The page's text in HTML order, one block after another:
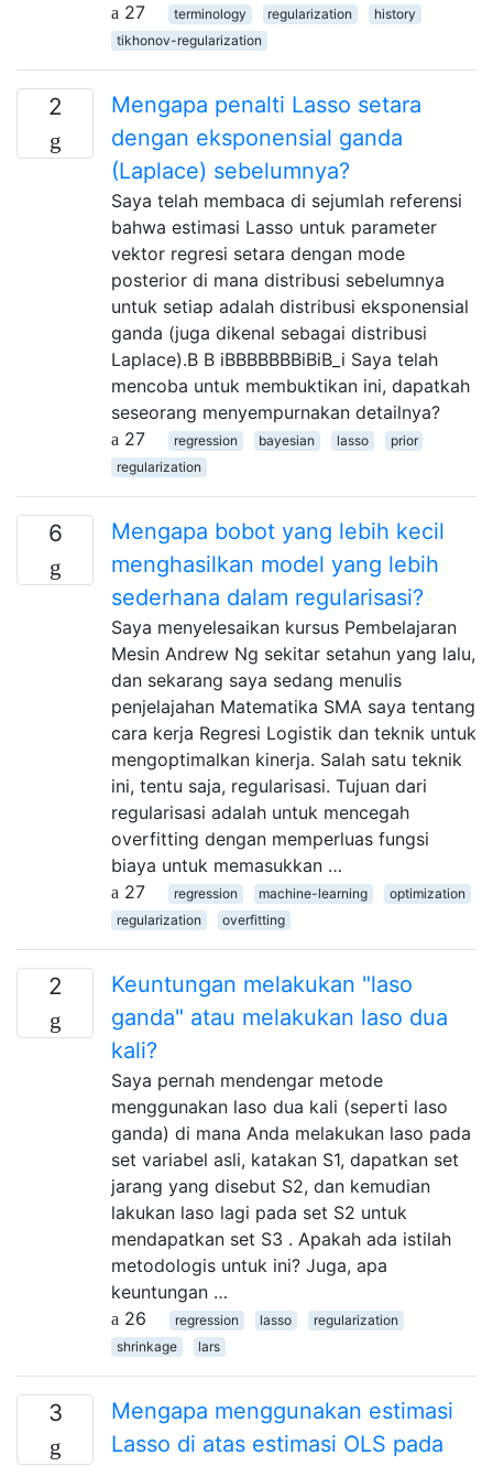
27
terminology regularization
history
tikhonov-regularization
2
Mengapa penalti Lasso setara
dengan eksponensial ganda
(Laplace) sebelumnya?
Saya telah membaca di sejumlah referensi
bahwa estimasi Lasso untuk parameter
vektor regresi setara dengan mode
posterior di mana distribusi sebelumnya
untuk setiap adalah distribusi eksponensial
ganda (juga dikenal sebagai distribusi
Laplace).B B iBBBBBBBiBiB_i Saya telah
mencoba untuk membuktikan ini, dapatkah
seseorang menyempurnakan detailnya?
27
regression bayesian lasso
prior
regularization
6
Mengapa bobot yang lebih kecil
menghasilkan model yang lebih
sederhana dalam regularisasi?
Saya menyelesaikan kursus Pembelajaran
Mesin Andrew Ng sekitar setahun yang lalu,
dan sekarang saya sedang menulis
penjelajahan Matematika SMA saya tentang
cara kerja Regresi Logistik dan teknik untuk
mengoptimalkan kinerja. Salah satu teknik
ini, tentu saja, regularisasi. Tujuan dari
regularisasi adalah untuk mencegah
overfitting dengan memperluas fungsi
biaya untuk memasukkan …
27
regression machine-learning
optimization
regularization
overfitting
2
Keuntungan melakukan "laso
ganda" atau melakukan laso dua
kali?
Saya pernah mendengar metode
menggunakan laso dua kali (seperti laso
ganda) di mana Anda melakukan laso pada
set variabel asli, katakan S1, dapatkan set
jarang yang disebut S2, dan kemudian
lakukan laso lagi pada set S2 untuk
mendapatkan set S3 . Apakah ada istilah
metodologis untuk ini? Juga, apa
keuntungan …
26
regression lasso
regularization
shrinkage
lars
3
Mengapa menggunakan estimasi
Lasso di atas estimasi OLS pada